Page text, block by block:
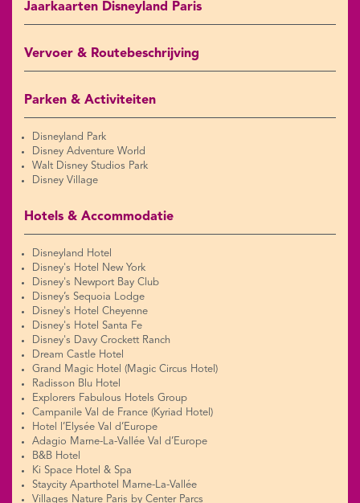
Jaarkaarten Disneyland Paris
Vervoer & Routebeschrijving
Parken & Activiteiten
Disneyland Park
Disney Adventure World
Walt Disney Studios Park
Disney Village
Hotels & Accommodatie
Disneyland Hotel
Disney's Hotel New York
Disney's Newport Bay Club
Disney’s Sequoia Lodge
Disney's Hotel Cheyenne
Disney's Hotel Santa Fe
Disney's Davy Crockett Ranch
Dream Castle Hotel
Grand Magic Hotel (Magic Circus Hotel)
Radisson Blu Hotel
Explorers Fabulous Hotels Group
Campanile Val de France (Kyriad Hotel)
Hotel l’Elysée Val d’Europe
Adagio Marne-La-Vallée Val d’Europe
B&B Hotel
Ki Space Hotel & Spa
Staycity Aparthotel Marne-La-Vallée
Villages Nature Paris by Center Parcs